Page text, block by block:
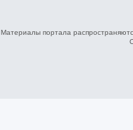
Материалы портала